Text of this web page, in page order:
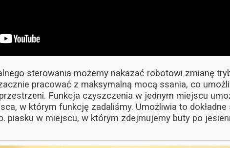
sterowania możemy nakazać robotowi zmianę
pracować z maksymalną mocą ssania, co
Funkcja czyszczenia w jednym miejscu
w którym funkcję zadaliśmy. Umożliwia to dokładne
piasku w miejscu, w którym zdejmujemy buty po